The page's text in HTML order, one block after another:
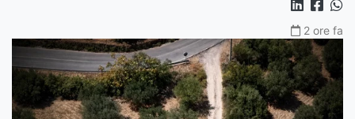
2 ore fa